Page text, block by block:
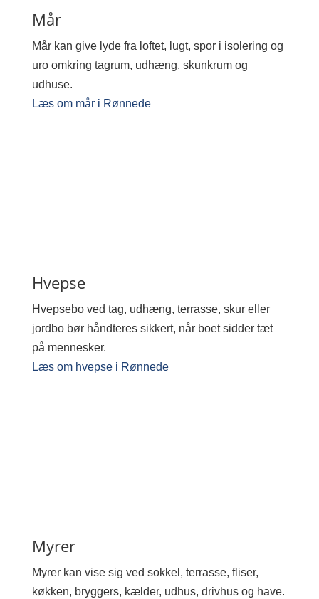
Mår
Mår kan give lyde fra loftet, lugt, spor i isolering og
uro omkring tagrum, udhæng, skunkrum og
udhuse.
Læs om mår i Rønnede
Hvepse
Hvepsebo ved tag, udhæng, terrasse, skur eller
jordbo bør håndteres sikkert, når boet sidder tæt
på mennesker.
Læs om hvepse i Rønnede
Myrer
Myrer kan vise sig ved sokkel, terrasse, fliser,
køkken, bryggers, kælder, udhus, drivhus og have.